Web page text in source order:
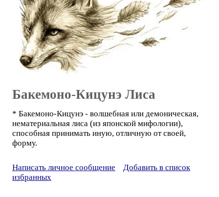
Бакемоно-Кицунэ Лиса
* Бакемоно-Кицунэ - волшебная или демоническая,
нематериальная лиса (из японской мифологии),
способная принимать иную, отличную от своей,
форму.
Написать личное сообщение
Добавить в список
избранных